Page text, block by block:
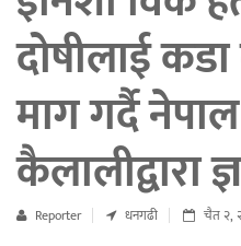
दोषीलाई
माग गर्दै
कैलालीद्वारा
Reporter धनगढी चैत २,